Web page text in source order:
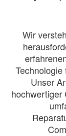
Wir
Unser
hochwertiger